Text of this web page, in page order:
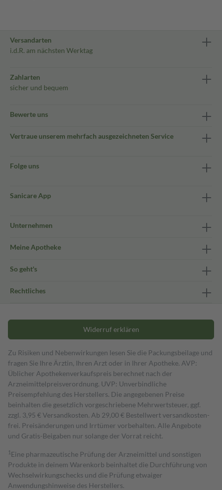
Versandarten
i.d.R. am nächsten Werktag
Zahlarten
sicher und bequem
Bewerte uns
Vertraue unserem mehrfach ausgezeichneten Service
Folge uns
Sanicare App
Unternehmen
Meine Apotheke
So geht's
Rechtliches
Widerruf erklären
Zu Risiken und Nebenwirkungen lesen Sie die Packungsbeilage und
fragen Sie Ihre Ärztin, Ihren Arzt oder in Ihrer Apotheke. AVP:
Üblicher Apothekenverkaufspreis berechnet nach der
Arzneimittelpreisverordnung. UVP: Unverbindliche
Preisempfehlung des Herstellers. Die angegebenen Preise
beinhalten die gesetzlich vorgeschriebene Mehrwertsteuer, ggf.
zzgl. 3,95 € Versandkosten. Ab 29,00 € Bestell­wert versand­kosten­
frei. Preisänderungen und Irrtümer vorbehalten. Alle Angebote
und Gratis-Beigaben nur solange der Vorrat reicht.
1 Eine pharmazeutische Prüfung der Arzneimittel und sonstigen
Produkte in deinem Warenkorb beinhaltet die Durchführung von
Wechselwirkungschecks und die Prüfung etwaiger
Anwendungshinweise des Herstellers.